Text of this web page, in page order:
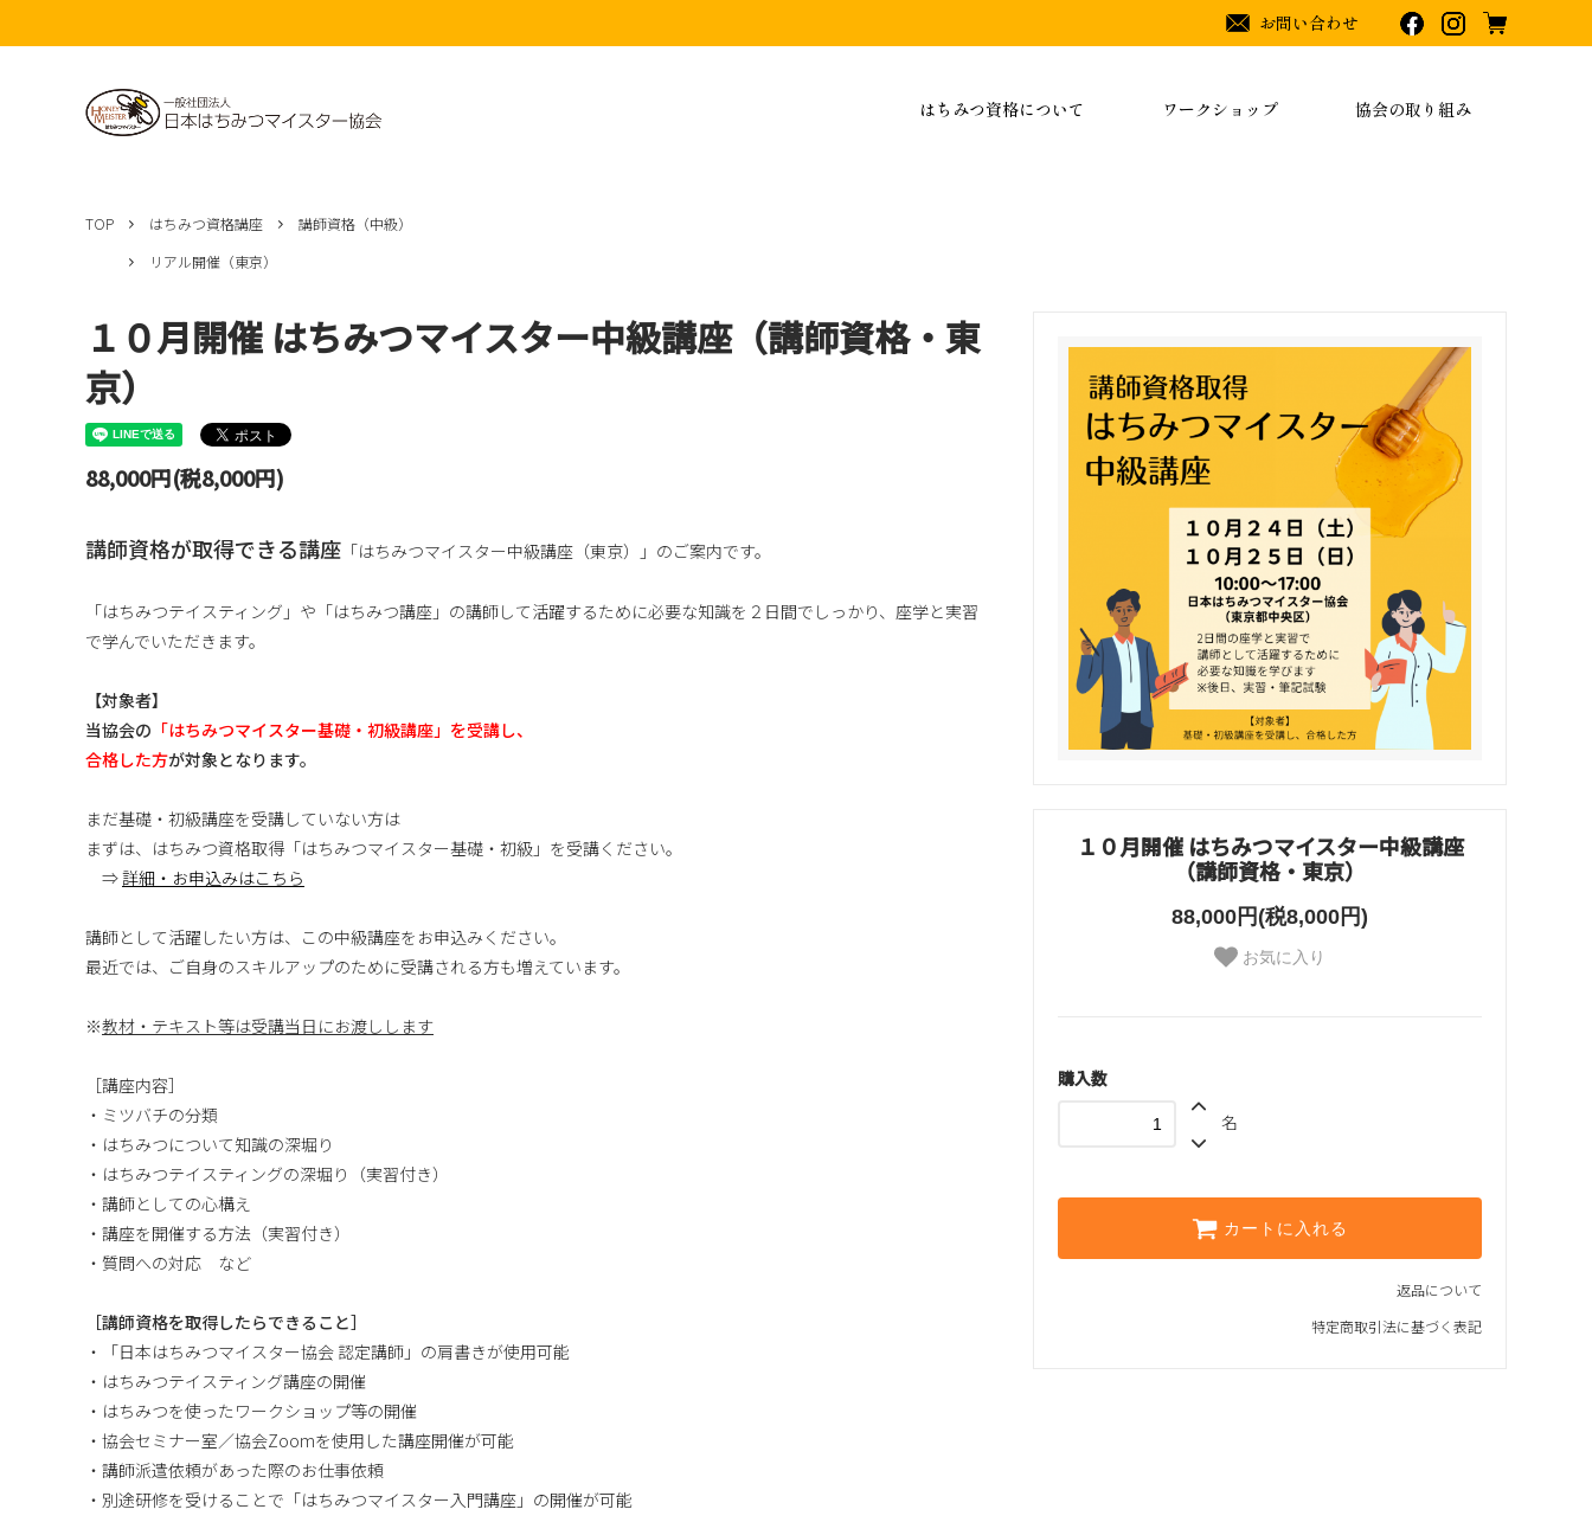
お問い合わせ
はちみつ資格について ワークショップ 協会の取り組み
TOP はちみつ資格講座
講師資格（中級）
リアル開催（東京）
１０月開催 はちみつマイスター中級講座
（講師資格・東京）
88,000円(税8,000円)
お気に入り
購入数
名
カートに入れる
返品について
特定商取引法に基づく表記
１０月開催 はちみつマイスター中級講座（講師資格・東
京）
88,000円(税8,000円)
講師資格が取得できる講座 「はちみつマイスター中級講座（東京）」のご案内です。
「はちみつテイスティング」や「はちみつ講座」の講師して活躍するために必要な知識を２日間でしっかり、座学と実習
で学んでいただきます。
【対象者】
当協会の 「はちみつマイスター基礎・初級講座」を受講し、
合格した方が対象となります。
まだ基礎・初級講座を受講していない方は
まずは、はちみつ資格取得「はちみつマイスター基礎・初級」を受講ください。
⇒詳細・お申込みはこちら
講師として活躍したい方は、この中級講座をお申込みください。
最近では、ご自身のスキルアップのために受講される方も増えています。
※教材・テキスト等は受講当日にお渡しします
［講座内容］
・ミツバチの分類
・はちみつについて知識の深堀り
・はちみつテイスティングの深堀り（実習付き）
・講師としての心構え
・講座を開催する方法（実習付き）
・質問への対応 など
［講師資格を取得したらできること］
・「日本はちみつマイスター協会 認定講師」の肩書きが使用可能
・はちみつテイスティング講座の開催
・はちみつを使ったワークショップ等の開催
・協会セミナー室／協会Zoomを使用した講座開催が可能
・講師派遣依頼があった際のお仕事依頼
・別途研修を受けることで「はちみつマイスター入門講座」の開催が可能